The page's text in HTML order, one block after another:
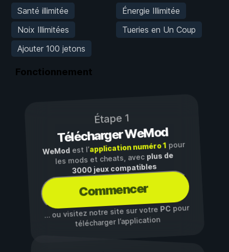
Santé illimitée
Énergie Illimitée
Noix Illimitées
Tueries en Un Coup
Ajouter 100 jetons
Fonctionnement
Étape 1
Télécharger WeMod
WeModest l’application numéro 1pour
les mods et cheats, avec plus de
3000 jeux compatibles
Commencer
… ou visitez notre site sur votre PCpour
télécharger l’application